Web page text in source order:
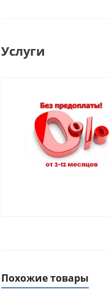
Услуги
Похожие товары